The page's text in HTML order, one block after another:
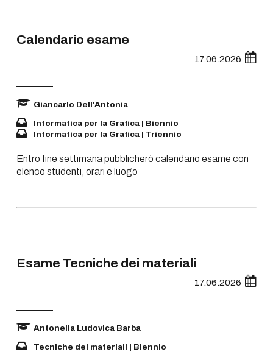
Calendario esame
17.06.2026
Giancarlo Dell'Antonia
Informatica per la Grafica | Biennio
Informatica per la Grafica | Triennio
Entro fine settimana pubblicherò calendario esame con
elenco studenti, orari e luogo
Esame Tecniche dei materiali
17.06.2026
Antonella Ludovica Barba
Tecniche dei materiali | Biennio